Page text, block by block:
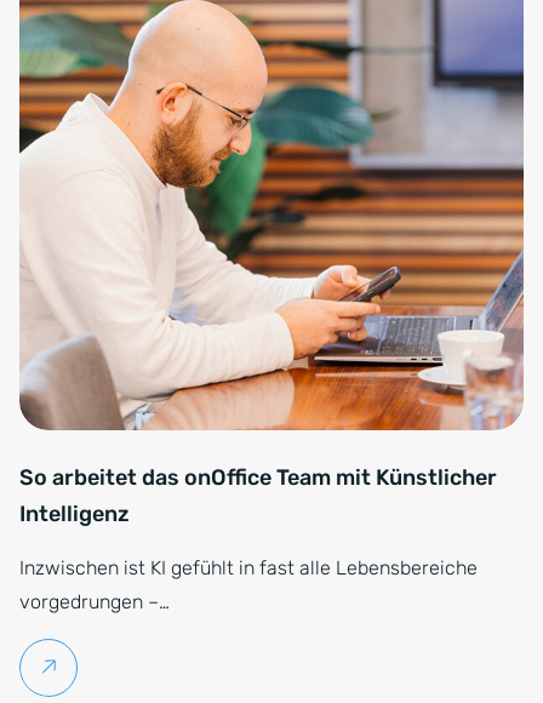
So arbeitet das onOffice Team mit Künstlicher
Intelligenz
Inzwischen ist KI gefühlt in fast alle Lebensbereiche
vorgedrungen –…
Weiterlesen